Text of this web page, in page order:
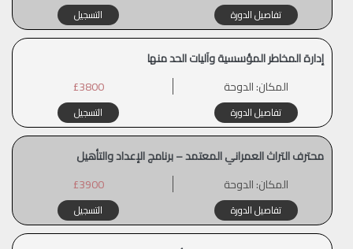
تفاصيل الدورة التسجيل
إدارة المخاطر المؤسسية وآليات الحد منها
المكان:الدوحة £3800
تفاصيل الدورة التسجيل
محترف التراث العمراني المعتمد – برنامج الإعداد والتأهيل
المكان:الدوحة £3900
تفاصيل الدورة التسجيل